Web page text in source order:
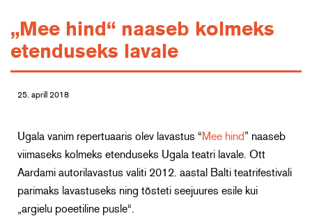
„Mee hind“ naaseb kolmeks
etenduseks lavale
25. aprill 2018
Ugala vanim repertuaaris olev lavastus “Mee hind” naaseb
viimaseks kolmeks etenduseks Ugala teatri lavale. Ott
Aardami autorilavastus valiti 2012. aastal Balti teatrifestivali
parimaks lavastuseks ning tõsteti seejuures esile kui
„argielu poeetiline pusle“.